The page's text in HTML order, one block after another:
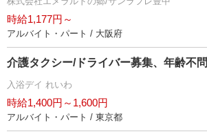
時給1,177円～
アルバイト・パート / 大阪府
介護タクシー/ドライバー募集、年齢不問
入浴デイ れいわ
時給1,400円～1,600円
アルバイト・パート / 東京都